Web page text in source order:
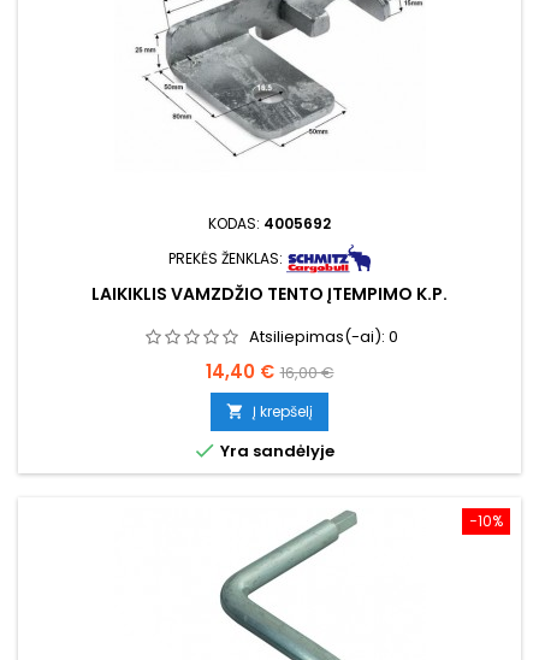
KODAS: 4005692
PREKĖS ŽENKLAS:
LAIKIKLIS VAMZDŽIO TENTO ĮTEMPIMO K.P.
Atsiliepimas(-ai): 0
Kaina
14,40 € Bazinė
kaina
16,00 €
 Į krepšelį
 Yra sandėlyje
−10%